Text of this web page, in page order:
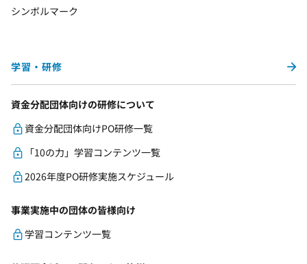
シンボルマーク
学習・研修
資金分配団体向けの研修について
資金分配団体向けPO研修一覧
「10の力」学習コンテンツ一覧
2026年度PO研修実施スケジュール
事業実施中の団体の皆様向け
学習コンテンツ一覧